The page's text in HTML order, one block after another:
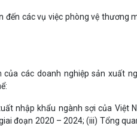
các vụ việc phòng vệ thương
các doanh nghiệp sản xuất
nhập khẩu ngành sợi của Việt
đoạn 2020 – 2024; (iii) Tổng